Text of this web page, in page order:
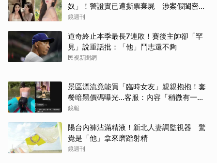
奴」！警證實已遭撕票棄屍 涉案假閨密近
況曝光
鏡週刊
道奇終止本季最長7連敗！賽後主帥卻「罕
見」說重話批：「他」鬥志還不夠
民視新聞網
景區漂流竟能買「臨時女友」親親抱抱！套
餐暗黑價碼曝光…客服：內容「稍微有一點
尺度」
鏡報
陽台內褲沾滿精液！新北人妻調監視器 驚
覺是「他」拿來磨蹭射精
鏡週刊